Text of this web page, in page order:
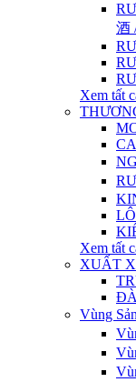
酒
Xem tất
Xem tất
XUẤT
Vùng